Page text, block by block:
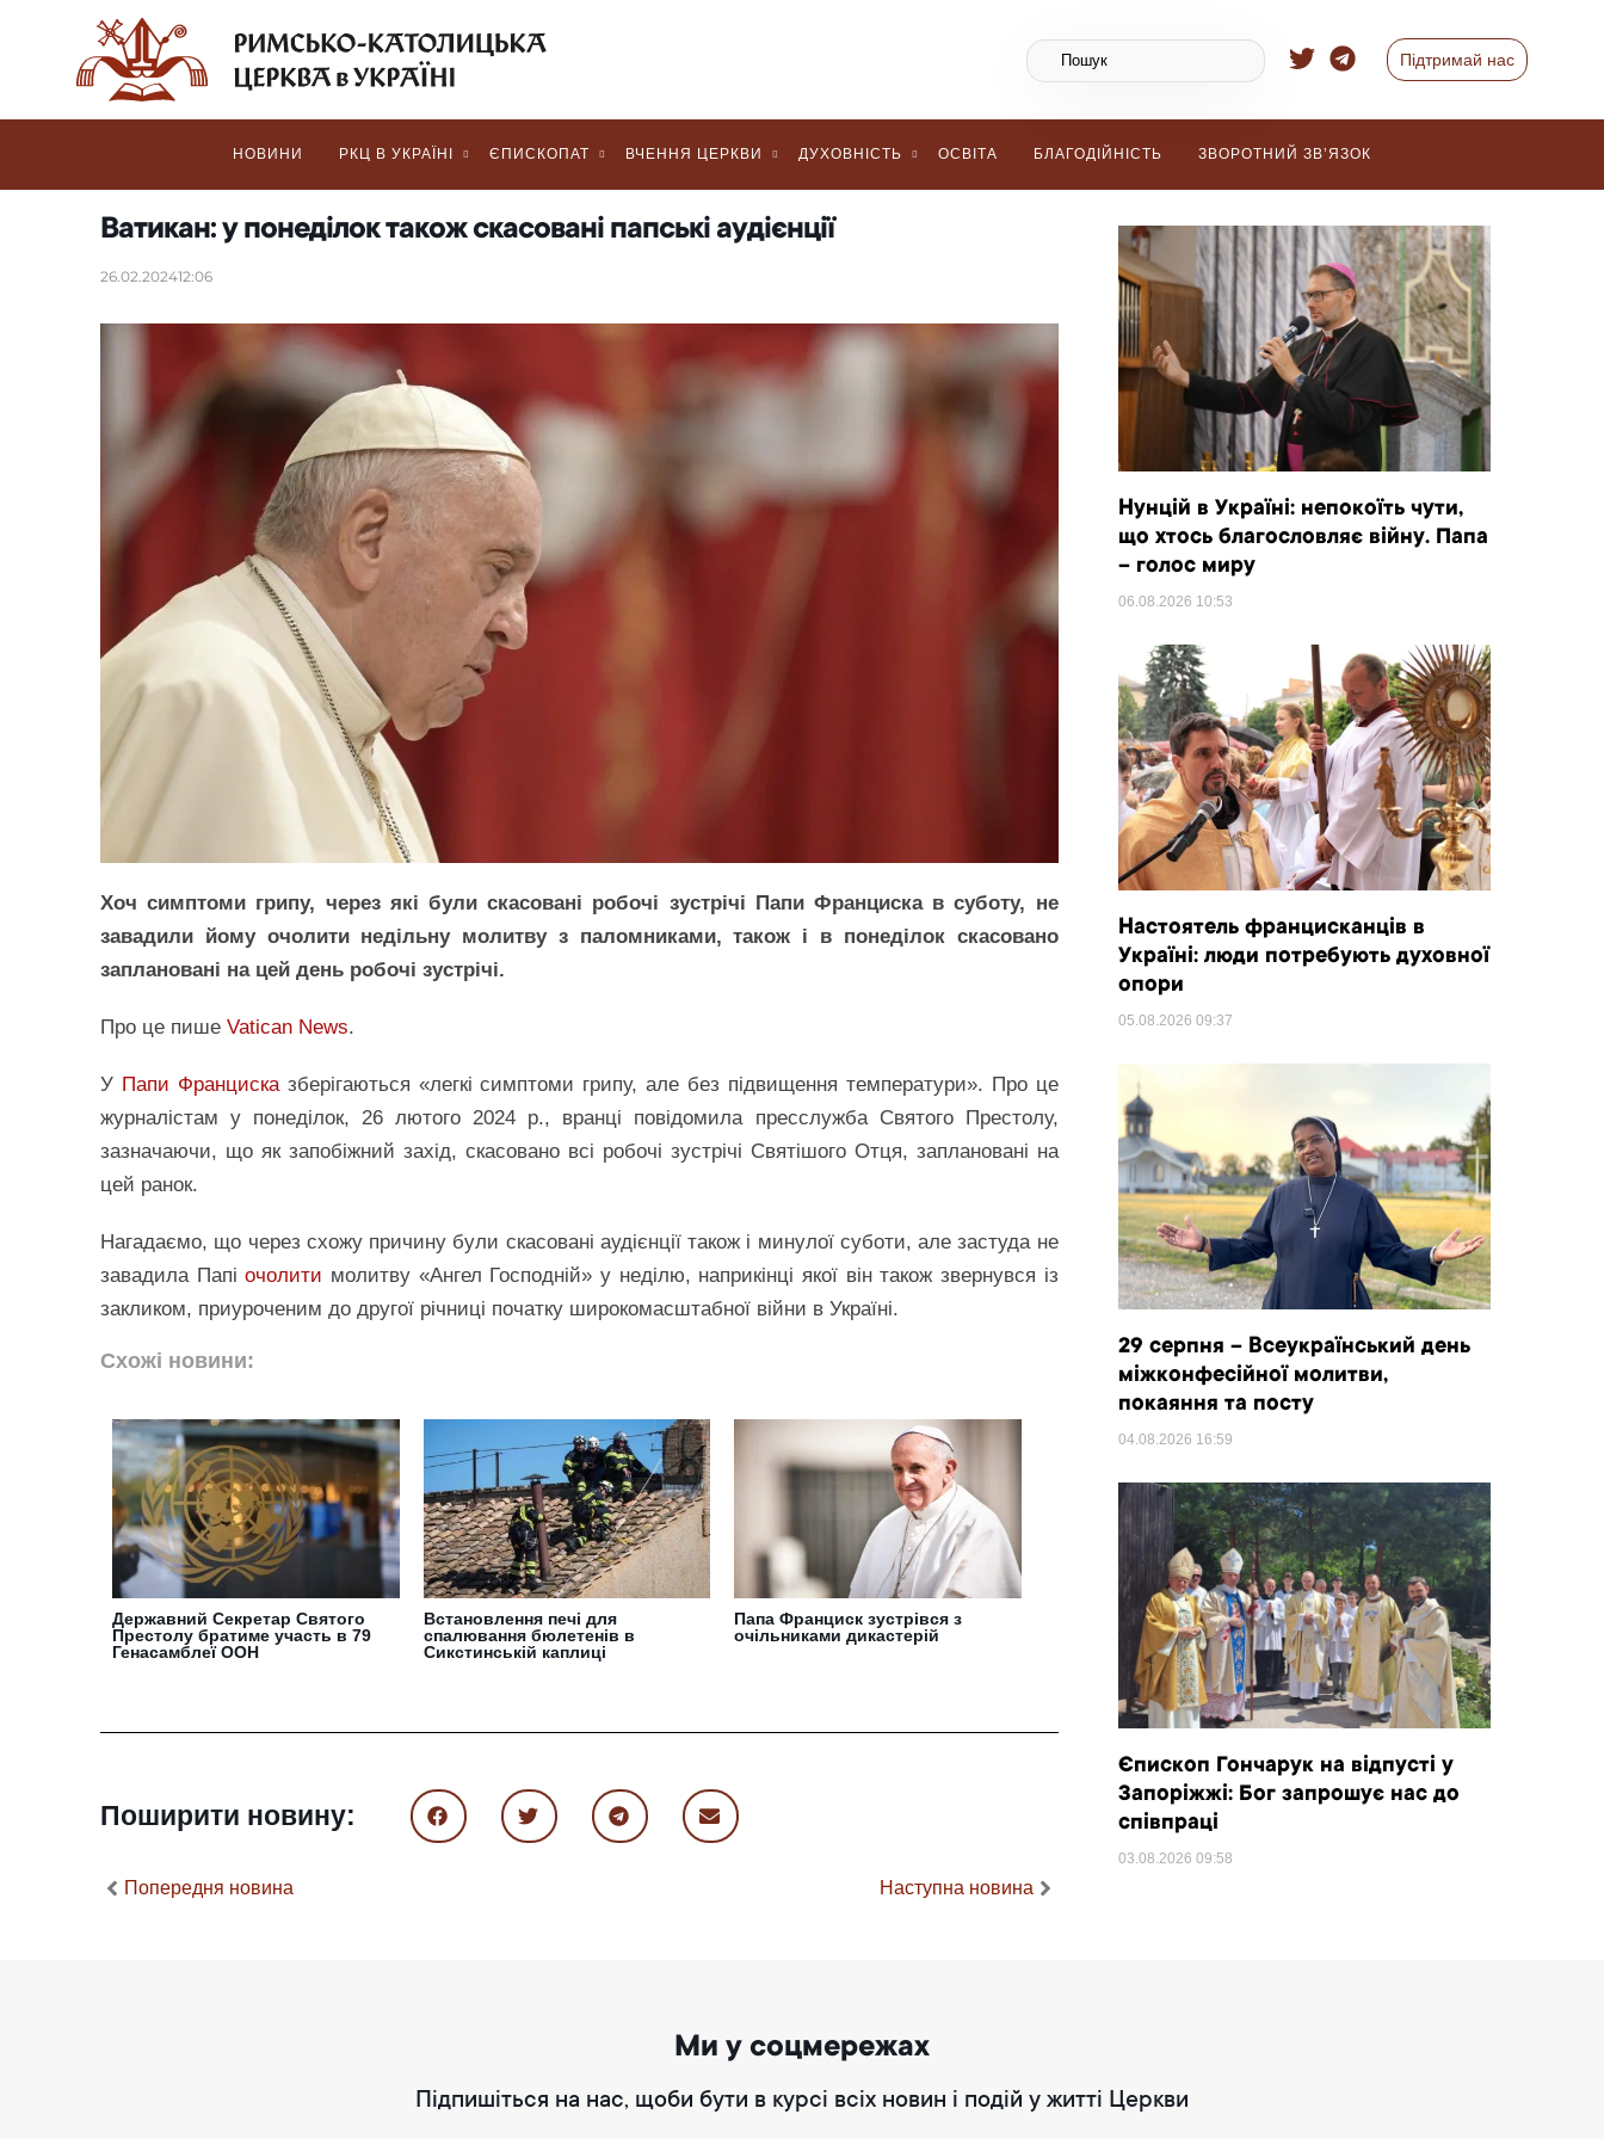
Підтримай нас
НОВИНИ РКЦ В УКРАЇНІ ЄПИСКОПАТ ВЧЕННЯ ЦЕРКВИ ДУХОВНІСТЬ ОСВІТА БЛАГОДІЙНІСТЬ ЗВОРОТНИЙ ЗВ’ЯЗОК
Ватикан: у понеділок також скасовані папські аудієнції
26.02.202412:06
Хоч симптоми грипу, через які були скасовані робочі зустрічі Папи Франциска в суботу, не
завадили йому очолити недільну молитву з паломниками, також і в понеділок скасовано
заплановані на цей день робочі зустрічі.
Про це пише Vatican News.
У Папи Францисказберігаються «легкі симптоми грипу, але без підвищення температури». Про це
журналістам у понеділок, 26 лютого 2024 р., вранці повідомила пресслужба Святого Престолу,
зазначаючи, що як запобіжний захід, скасовано всі робочі зустрічі Святішого Отця, заплановані на
цей ранок.
Нагадаємо, що через схожу причину були скасовані аудієнції також і минулої суботи, але застуда не
завадила Папіочолити молитву «Ангел Господній» у неділю, наприкінці якої він також звернувся із
закликом, приуроченим до другої річниці початку широкомасштабної війни в Україні.
Схожі новини:
Державний Секретар Святого
Престолу братиме участь в 79
Генасамблеї ООН
Встановлення печі для
спалювання бюлетенів в
Сикстинській каплиці
Папа Франциск зустрівся з
очільниками дикастерій
Поширити новину:
Попередня новина Наступна новина
Нунцій в Україні: непокоїть чути,
що хтось благословляє війну. Папа
– голос миру
06.08.2026 10:53
Настоятель францисканців в
Україні: люди потребують духовної
опори
05.08.2026 09:37
29 серпня – Всеукраїнський день
міжконфесійної молитви,
покаяння та посту
04.08.2026 16:59
Єпископ Гончарук на відпусті у
Запоріжжі: Бог запрошує нас до
співпраці
03.08.2026 09:58
Ми у соцмережах
Підпишіться на нас, щоби бути в курсі всіх новин і подій у житті Церкви